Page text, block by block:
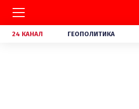
24 КАНАЛ ГЕОПОЛИТИКА